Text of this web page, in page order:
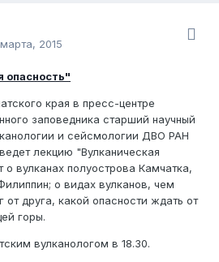
2015
опасность"
края в пресс-центре
заповедника старший научный
и сейсмологии ДВО РАН
лекцию "Вулканическая
вулканах полуострова Камчатка,
о видах вулканов, чем
от друга, какой опасности ждать от
горы.
вулканологом в 18.30.